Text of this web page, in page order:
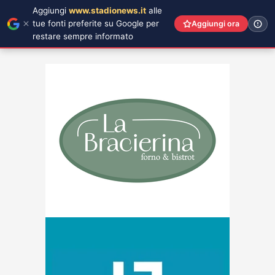
Aggiungi www.stadionews.it alle
tue fonti preferite su Google per
restare sempre informato
Aggiungi ora